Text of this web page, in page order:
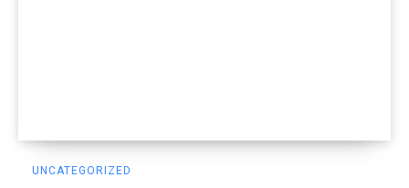
UNCATEGORIZED